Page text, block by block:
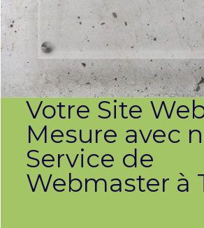
Votre Site
Mesure avec
Service de
Webmaster à